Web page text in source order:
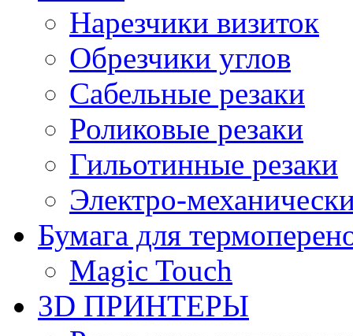
Нарезчики визиток
Обрезчики углов
Сабельные резаки
Роликовые резаки
Гильотинные резаки
Электро-
Бумага для
Magic Touch
3D ПРИНТЕРЫ